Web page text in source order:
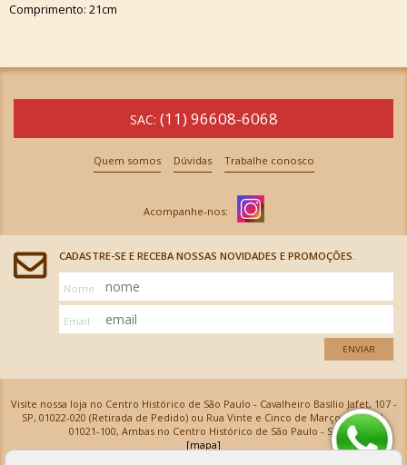
Comprimento: 21cm
SAC: (11) 96608-6068
Quem somos Dúvidas Trabalhe conosco
CADASTRE-SE E RECEBA NOSSAS NOVIDADES E PROMOÇÕES.
Nome
Email
ENVIAR
Visite nossa loja no Centro Histórico de São Paulo - Cavalheiro Basílio Jafet, 107 -
SP, 01022-020 (Retirada de Pedido) ou Rua Vinte e Cinco de Março, 576 - SP,
01021-100, Ambas no Centro Histórico de São Paulo - SP
[mapa]